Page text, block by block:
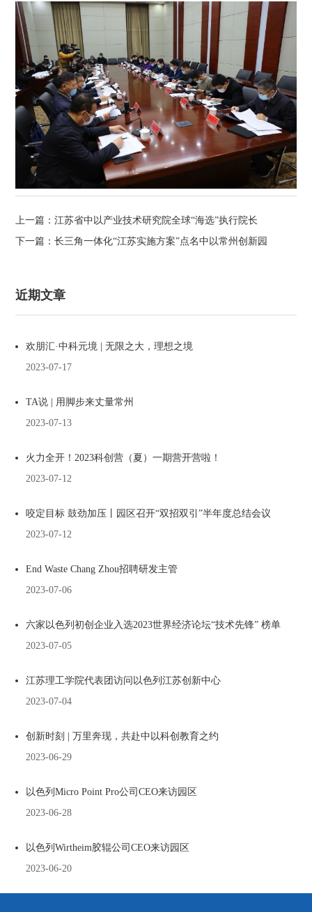
上一篇：江苏省中以产业技术研究院全球“海选”执行院长
下一篇：长三角一体化“江苏实施方案”点名中以常州创新园
近期文章
欢朋汇·中科元境 | 无限之大，理想之境
2023-07-17
TA说 | 用脚步来丈量常州
2023-07-13
火力全开！2023科创营（夏）一期营开营啦！
2023-07-12
咬定目标 鼓劲加压丨园区召开“双招双引”半年度总结会议
2023-07-12
End Waste Chang Zhou招聘研发主管
2023-07-06
六家以色列初创企业入选2023世界经济论坛“技术先锋” 榜单
2023-07-05
江苏理工学院代表团访问以色列江苏创新中心
2023-07-04
创新时刻 | 万里奔现，共赴中以科创教育之约
2023-06-29
以色列Micro Point Pro公司CEO来访园区
2023-06-28
以色列Wirtheim胶辊公司CEO来访园区
2023-06-20